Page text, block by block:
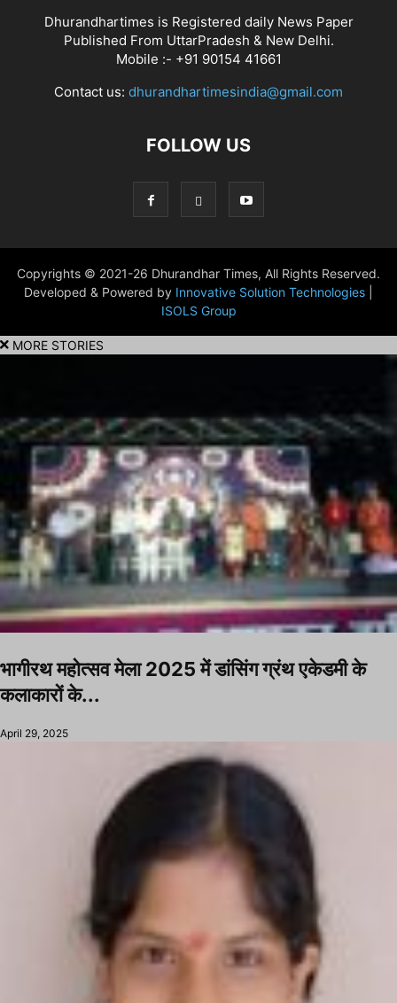
Dhurandhartimes is Registered daily News Paper
Published From UttarPradesh & New Delhi.
Mobile :- +91 90154 41661
Contact us: dhurandhartimesindia@gmail.com
FOLLOW US
Copyrights © 2021-26 Dhurandhar Times, All Rights Reserved.
Developed & Powered by Innovative Solution Technologies
ISOLS Group
MORE STORIES
भागीरथ महोत्सव मेला 2025 में डांसिंग ग्रंथ एकेडमी के
कलाकारों के...
April 29, 2025